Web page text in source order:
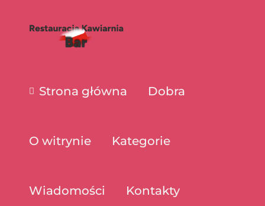
Strona główna Dobra
O witrynie Kategorie
Wiadomości Kontakty